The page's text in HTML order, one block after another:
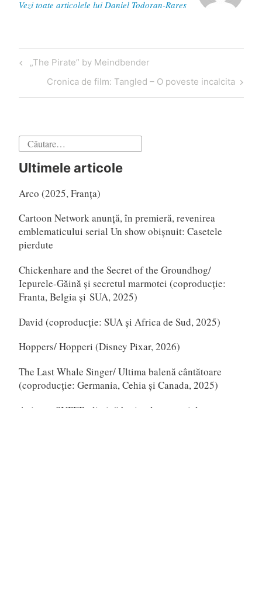
Vezi toate articolele lui Daniel Todoran-Rares
Navigare
articole
Articol
anterior
„The Pirate” by Meindbender
Articol
următor
Cronica de film: Tangled – O poveste incalcita
Caută
Ultimele articole
Arco (2025, Franța)
Cartoon Network anunță, în premieră, revenirea
emblematicului serial Un show obișnuit: Casetele
pierdute
Chickenhare and the Secret of the Groundhog/
Iepurele-Găină și secretul marmotei (coproducție:
Franta, Belgia și SUA, 2025)
David (coproducție: SUA și Africa de Sud, 2025)
Hoppers/ Hopperi (Disney Pixar, 2026)
The Last Whale Singer/ Ultima balenă cântătoare
(coproducție: Germania, Cehia și Canada, 2025)
Animest SUPER elimină barierele senzoriale pentru